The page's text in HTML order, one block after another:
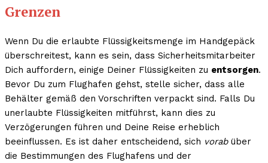
Grenzen
Wenn Du die erlaubte Flüssigkeitsmenge im Handgepäck
überschreitest, kann es sein, dass Sicherheitsmitarbeiter
Dich auffordern, einige Deiner Flüssigkeiten zu entsorgen.
Bevor Du zum Flughafen gehst, stelle sicher, dass alle
Behälter gemäß den Vorschriften verpackt sind. Falls Du
unerlaubte Flüssigkeiten mitführst, kann dies zu
Verzögerungen führen und Deine Reise erheblich
beeinflussen. Es ist daher entscheidend, sich vorabüber
die Bestimmungen des Flughafens und der